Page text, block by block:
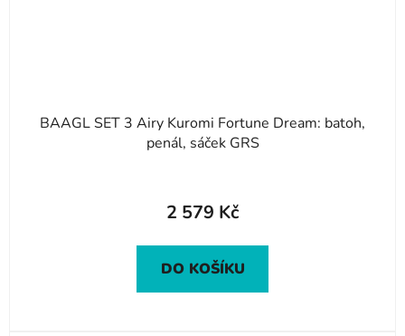
BAAGL SET 3 Airy Kuromi Fortune Dream: batoh,
penál, sáček GRS
2 579 Kč
DO KOŠÍKU